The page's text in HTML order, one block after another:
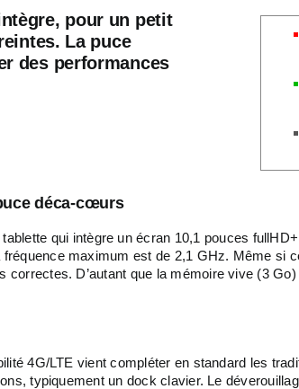
pour un petit
La puce
des performances
déca-cœurs
qui intègre un écran 10,1 pouces
maximum est de 2,1 GHz. Même si
D’autant que la mémoire vive (3
4G/LTE vient compléter en standard les
typiquement un dock clavier. Le